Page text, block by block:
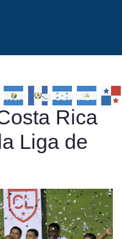
CONTACTO
Rica
Liga de